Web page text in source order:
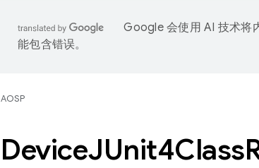
Google 会使用 AI 技术将
能包含错误。
AOSP
DeviceJUnit4Class